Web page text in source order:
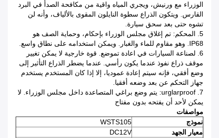
الوزراء مع ورنيش، ويجري المياه واقية من مكافحة الصدأ في البرد
القارس. ويتكون الذراع سطوة النايلون المقوى بالألياف، وأنه لن
تشوه حتى بعد سحق سيارة.
5. المحكم: تم إغلاق مجلس الوزراء بإحكام، وحماية الصف هو
IP68. وهو مقاوم للماء والغبار. ويمكن استخدامه على نطاق واسع.
6. لصناعة السيارات في اعادة تموضع. قوة خارجية لا يمكن تغيير
موقف ذراع نفوذ عندما يكون رأسي. عندما يضطر الذراع التأثير إلى
وضع أفقي، فإنه سيتم إعادة عموديا، إلا إذا كان المستخدم يستخدم
جهاز التحكم عن بعد وضعه أفقيا.
7. urglarproof: يتم وضع براغي المتصاعدة داخل مجلس الوزراء. لا
يمكن لأحد أن يفتحه بدون مفتاح
مواصفات
نموذج
WSTS105
معيار الجهد
DC12V